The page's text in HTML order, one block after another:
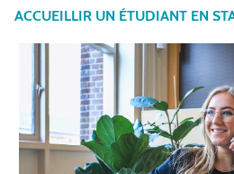
ACCUEILLIR UN ÉTUDIANT EN